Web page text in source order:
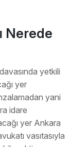
Nerede
yetkili
yer
yani
idare
yer Ankara
vasıtasıyla